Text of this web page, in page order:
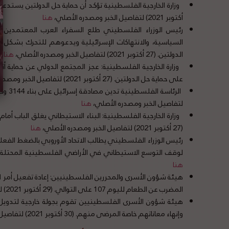
أكتوبر 2021) لتفاصيل الخبر ومصدره الأصلي،
هنا
رئيس الوزراء الفلسطيني طلع السفراء العرب المعتمدين
السياسية، والانتهاكات الإسرائيلية ويدعوهم للتحرك
الدولتين. (27 أكتوبر 2021) لتفاصيل الخبر ومصدره الأصلي،
هنا
وزارة الخارجية الفلسطينية: عجز المجتمع الدولي عن
على حماية حل الدولتين. (27 أكتوبر 2021) لتفاصيل الخبر ومصدره الأصلي،
لتفاصيل الخبر ومصدره الأصلي،هنا
وزارة الخارجية الفلسطينية: البناء الاستيطاني يغلق الباب
(27 أكتوبر 2021) لتفاصيل الخبر ومصدره الأصلي،
هنا
رئيس الوزراء الفلسطيني يطالب الاتحاد الأوروبي بالضغط
لوقف التوسع الاستيطاني في الأراضي الفلسطينية المحتلة. (27 أكتوبر 2021) لتفاصيل الخبر ومصدره
هنا
هيئة شؤون الأسرى والمحررين الفلسطينيين: إعادة تفعيل
المضرب عن الطعام لليوم 107 على التوالي. (29 أكتوبر 2021) لتفاصيل الخبر ومصدره الأصلي،
هيئة شؤون الأسرى الفلسطينيين تقوم بجولة خارجية
وإنهاء معاناتهم خاصة المرضى منهم. (30 أكتوبر 2021) لتفاصيل الخبر ومصدره الأصلي،